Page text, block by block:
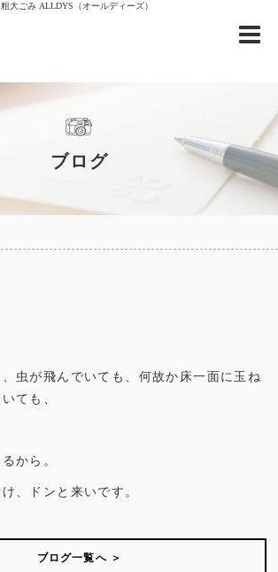
大ごみ ALLDYS（オールディーズ）
ブログ
虫が飛んでいても、何故か床一面に玉ね
ても、
から。
、ドンと来いです。
ブログ一覧へ ＞